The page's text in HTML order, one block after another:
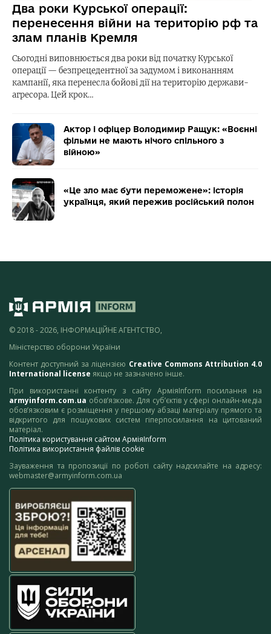
Два роки Курської операції:
перенесення війни на територію рф та
злам планів Кремля
Сьогодні виповнюється два роки від початку Курської
операції — безпрецедентної за задумом і виконанням
кампанії, яка перенесла бойові дії на територію держави-
агресора. Цей крок…
Актор і офіцер Володимир Ращук: «Воєнні
фільми не мають нічого спільного з
війною»
«Це зло має бути переможене»: історія
українця, який пережив російський полон
© 2018 - 2026, ІНФОРМАЦІЙНЕ АГЕНТСТВО,
Міністерство оборони України
Контент доступний за ліцензією Creative Commons Attribution 4.0
International license якщо не зазначено інше.
При використанні контенту з сайту АрміяInform посилання на
armyinform.com.ua обов’язкове. Для суб’єктів у сфері онлайн-медіа
обов’язковим є розміщення у першому абзаці матеріалу прямого та
відкритого для пошукових систем гіперпосилання на цитований
матеріал.
Політика користування сайтом АрміяInform
Політика використання файлів cookie
Зауваження та пропозиції по роботі сайту надсилайте на адресу:
webmaster@armyinform.com.ua